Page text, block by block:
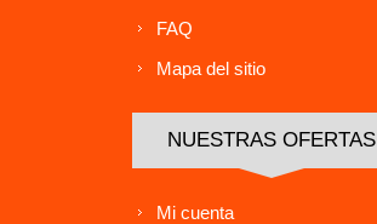
FAQ
Mapa del sitio
NUESTRAS OFERTAS
Mi cuenta